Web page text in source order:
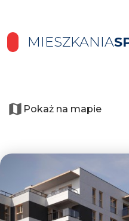
MIESZKANIA
−Pokaż na mapie